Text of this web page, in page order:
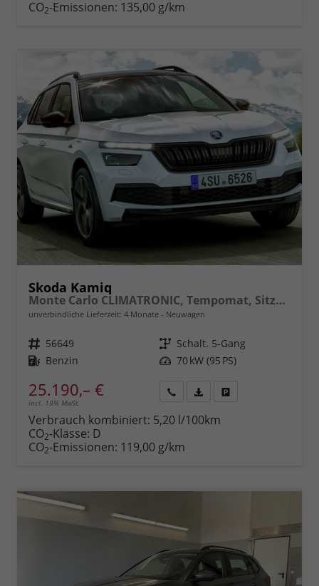
CO2-Emissionen: 135,00 g/km
Skoda Kamiq
Monte Carlo CLIMATRONIC, Tempomat, Sitzhzg., FRONT+LANE+RAIN ASSIST, FULL LED, Bolero, Berganfahrassistent, Rückfahrkamera, KESSY, Panoramadach, Sound System, uvm.
unverbindliche Lieferzeit: 4 Monate Neuwagen
Fahrzeugnr. 56649 Getriebe Schalt. 5-Gang
Kraftstoff Benzin Leistung 70 kW (95 PS)
25.190,– €
incl. 19% MwSt.
anfordern
Datei,
Verbrauch kombiniert: 5,20 l/100km
CO2-Klasse: D
CO2-Emissionen: 119,00 g/km